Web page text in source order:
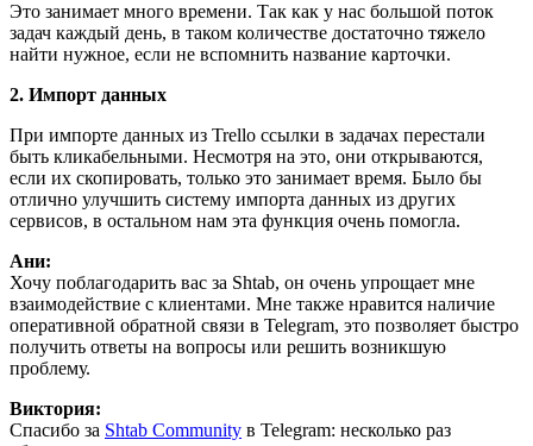
Это занимает много времени. Так как у нас большой поток
задач каждый день, в таком количестве достаточно тяжело
найти нужное, если не вспомнить название карточки.
2. Импорт данных
При импорте данных из Trello ссылки в задачах перестали
быть кликабельными. Несмотря на это, они открываются,
если их скопировать, только это занимает время. Было бы
отлично улучшить систему импорта данных из других
сервисов, в остальном нам эта функция очень помогла.
Ани:
Хочу поблагодарить вас за Shtab, он очень упрощает мне
взаимодействие с клиентами. Мне также нравится наличие
оперативной обратной связи в Telegram, это позволяет быстро
получить ответы на вопросы или решить возникшую
проблему.
Виктория:
Спасибо за Shtab Community в Telegram: несколько раз